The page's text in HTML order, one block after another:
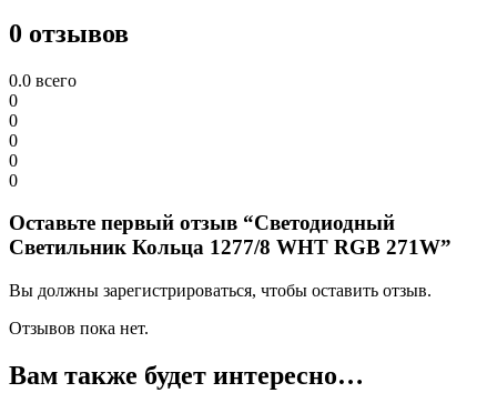
0 отзывов
0.0 всего
0
0
0
0
0
Оставьте первый отзыв “Светодиодный
Светильник Кольца 1277/8 WHT RGB 271W”
Вы должны зарегистрироваться, чтобы оставить отзыв.
Отзывов пока нет.
Вам также будет интересно…